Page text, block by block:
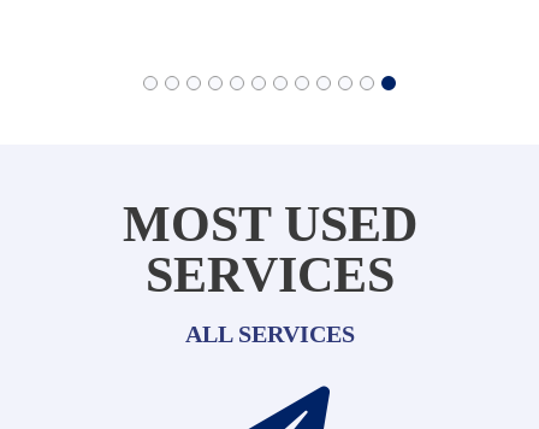
MOST USED
SERVICES
ALL SERVICES